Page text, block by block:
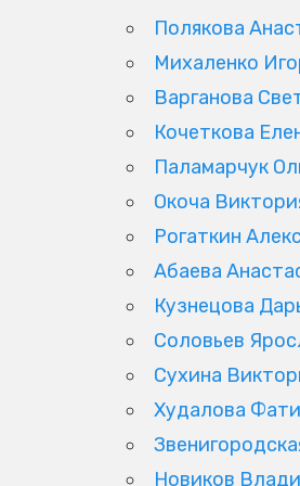
Полякова
Михаленко
Варганова
Кочеткова
Паламарчук
Окоча
Рогаткин
Абаева
Кузнецова
Соловьев
Сухина
Худалова
Новиков